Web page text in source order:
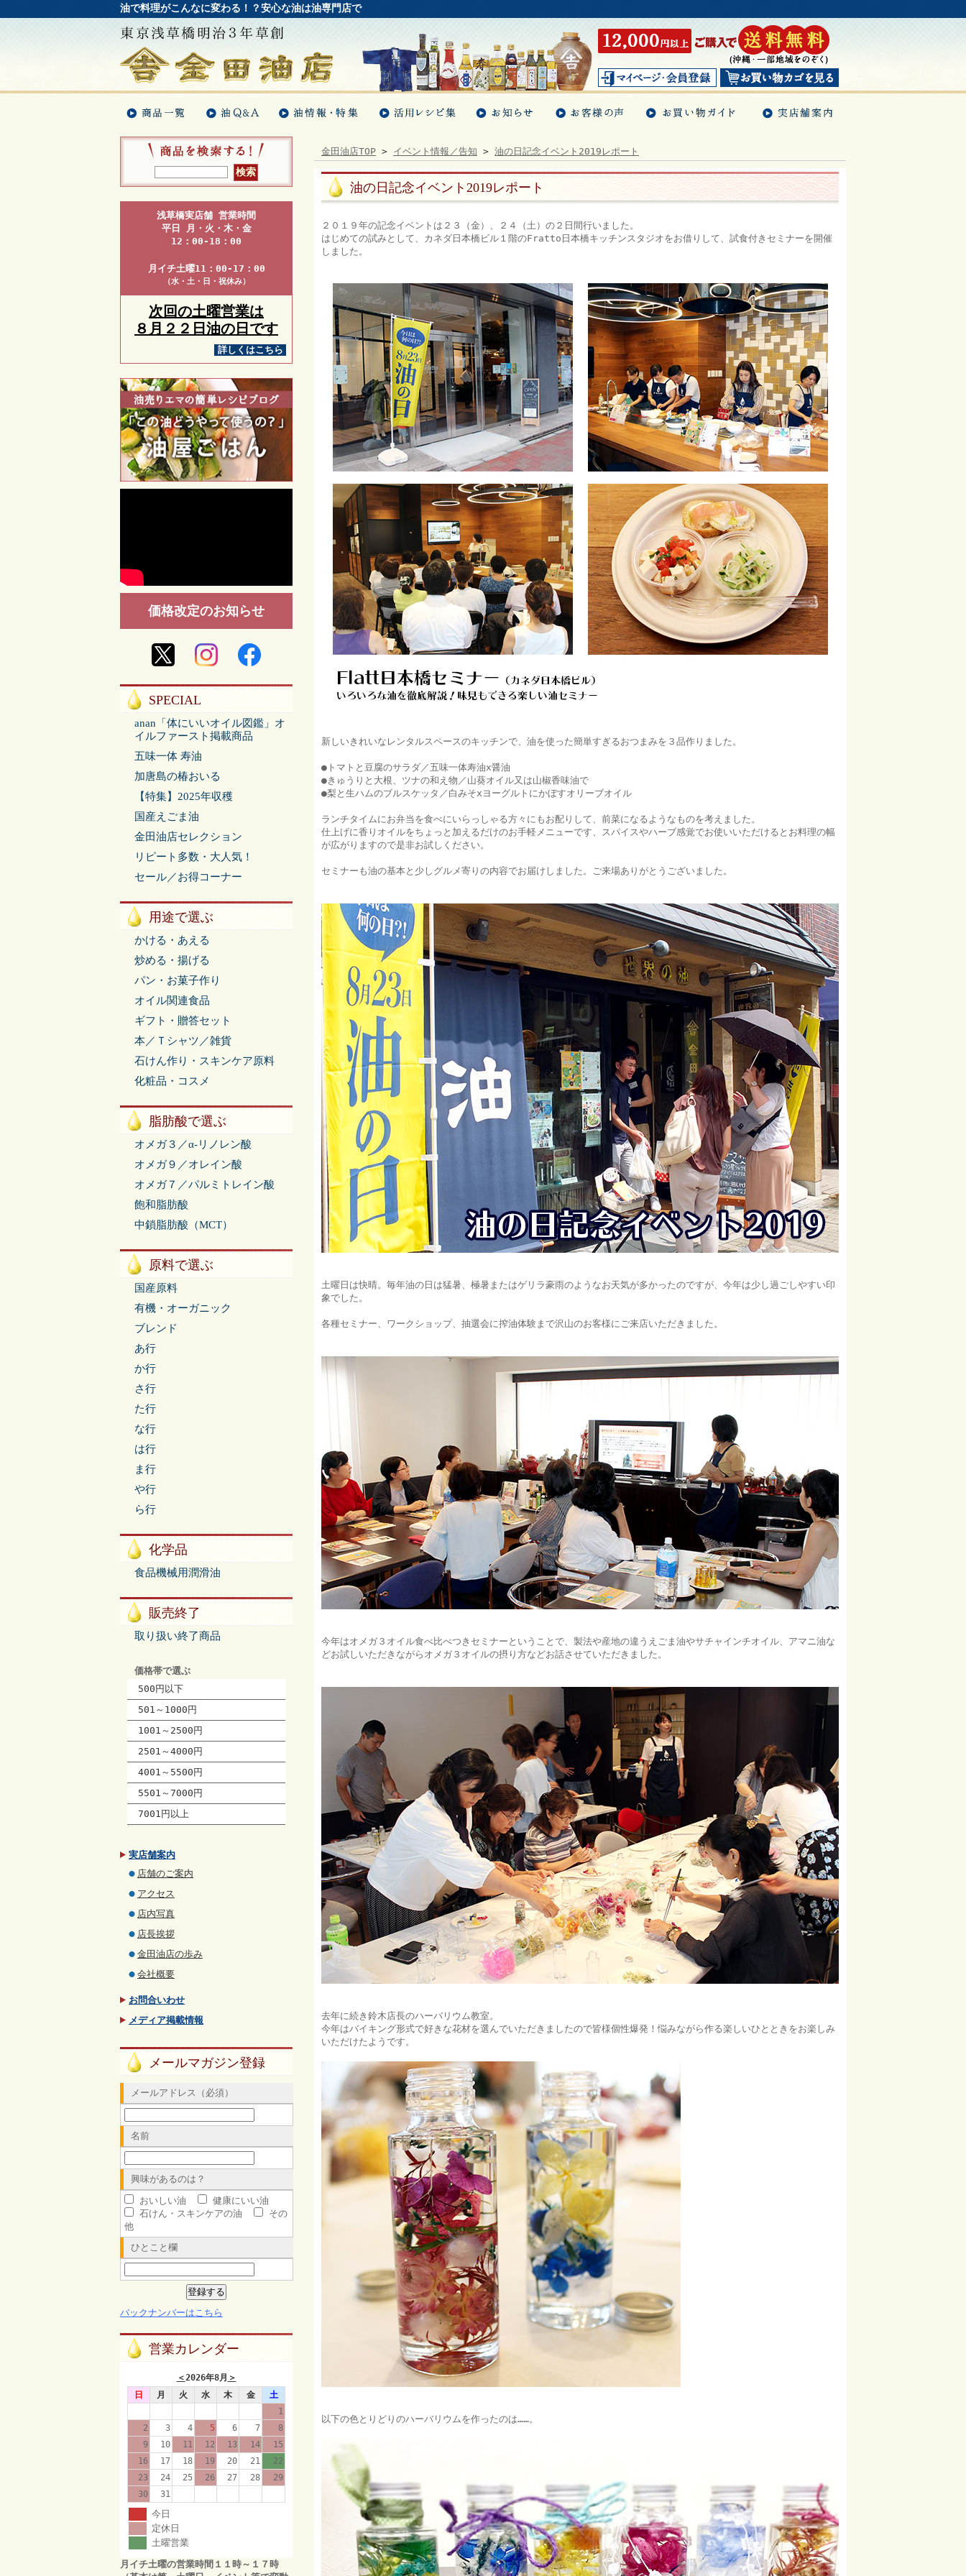
油で料理がこんなに変わる！？安心な油は油専門店で
浅草橋実店舗 営業時間
平日 月・火・木・金
12：00-18：00
月イチ土曜11：00-17：00
（水・土・日・祝休み）
次回の土曜営業は
８月２２日油の日です
詳しくはこちら
価格改定のお知らせ
SPECIAL
anan「体にいいオイル図鑑」オ
イルファースト掲載商品
五味一体 寿油
加唐島の椿おいる
【特集】2025年収穫
国産えごま油
金田油店セレクション
リピート多数・大人気！
セール／お得コーナー
用途で選ぶ
かける・あえる
炒める・揚げる
パン・お菓子作り
オイル関連食品
ギフト・贈答セット
本／Ｔシャツ／雑貨
石けん作り・スキンケア原料
化粧品・コスメ
脂肪酸で選ぶ
オメガ３／α-リノレン酸
オメガ９／オレイン酸
オメガ７／パルミトレイン酸
飽和脂肪酸
中鎖脂肪酸（MCT）
原料で選ぶ
国産原料
有機・オーガニック
ブレンド
あ行
か行
さ行
た行
な行
は行
ま行
や行
ら行
化学品
食品機械用潤滑油
販売終了
取り扱い終了商品
価格帯で選ぶ
500円以下
501～1000円
1001～2500円
2501～4000円
4001～5500円
5501～7000円
7001円以上
実店舗案内
店舗のご案内
アクセス
店内写真
店長挨拶
金田油店の歩み
会社概要
お問合いわせ
メディア掲載情報
メールマガジン登録
メールアドレス（必須）
名前
興味があるのは？
おいしい油
健康にいい油
石けん・スキンケアの油
その
他
ひとこと欄
バックナンバーはこちら
営業カレンダー
＜2026年8月 ＞
日
月 火 水 木 金
土
1
2
3 4 5 6 7
8
9
10 11 12 13 14
15
16
17 18 19 20 21
22
23
24 25 26 27 28
29
30
31
今日
定休日
土曜営業
月イチ土曜の営業時間１１時～１７時
金田油店TOP > イベント情報／告知 > 油の日記念イベント2019レポート
油の日記念イベント2019レポート
２０１９年の記念イベントは２３（金）、２４（土）の２日間行いました。
はじめての試みとして、カネダ日本橋ビル１階のFratto日本橋キッチンスタジオをお借りして、試食付きセミナーを開催
しました。
新しいきれいなレンタルスペースのキッチンで、油を使った簡単すぎるおつまみを３品作りました。
●トマトと豆腐のサラダ ／五味一体寿油x醤油
●きゅうりと大根、ツナの和え物 ／山葵オイル又は山椒香味油で
●梨と生ハムのブルスケッタ ／白みそxヨーグルトにかぼすオリーブオイル
ランチタイムにお弁当を食べにいらっしゃる方々にもお配りして、前菜になるようなものを考えました。
仕上げに香りオイルをちょっと加えるだけのお手軽メニューです、スパイスやハーブ感覚でお使いいただけるとお料理の幅
が広がりますので是非お試しください。
セミナーも油の基本と少しグルメ寄りの内容でお届けしました。ご来場ありがとうございました。
土曜日は快晴。毎年油の日は猛暑、極暑またはゲリラ豪雨のようなお天気が多かったのですが、今年は少し過ごしやすい印
象でした。
各種セミナー、ワークショップ、抽選会に搾油体験まで沢山のお客様にご来店いただきました。
今年はオメガ３オイル食べ比べつきセミナーということで、製法や産地の違うえごま油やサチャインチオイル、アマニ油な
どお試しいただきながらオメガ３オイルの摂り方などお話させていただきました。
去年に続き鈴木店長のハーバリウム教室。
今年はバイキング形式で好きな花材を選んでいただきましたので皆様個性爆発！悩みながら作る楽しいひとときをお楽しみ
いただけたようです。
以下の色とりどりのハーバリウムを作ったのは……。